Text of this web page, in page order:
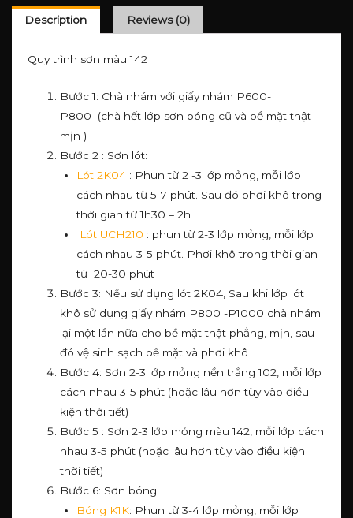
Description Reviews (0)
Quy trình sơn màu 142
Bước 1: Chà nhám với giấy nhám P600-
P800 (chà hết lớp sơn bóng cũ và bề mặt thật
mịn )
Bước 2 : Sơn lót:
Lót 2K04: Phun từ 2 -3 lớp mỏng, mỗi lớp
cách nhau từ 5-7 phút. Sau đó phơi khô trong
thời gian từ 1h30 – 2h
Lót UCH210 : phun từ 2-3 lớp mỏng, mỗi lớp
cách nhau 3-5 phút. Phơi khô trong thời gian
từ 20-30 phút
Bước 3: Nếu sử dụng lót 2K04, Sau khi lớp lót
khô sử dụng giấy nhám P800 -P1000 chà nhám
lại một lần nữa cho bề mặt thật phẳng, mịn, sau
đó vệ sinh sạch bề mặt và phơi khô
Bước 4: Sơn 2-3 lớp mỏng nền trắng 102, mỗi lớp
cách nhau 3-5 phút (hoặc lâu hơn tùy vào điều
kiện thời tiết)
Bước 5 : Sơn 2-3 lớp mỏng màu 142, mỗi lớp cách
nhau 3-5 phút (hoặc lâu hơn tùy vào điều kiện
thời tiết)
Bước 6: Sơn bóng:
Bóng K1K: Phun từ 3-4 lớp mỏng, mỗi lớp